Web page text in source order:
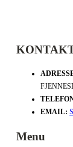
EMAIL:
Menu